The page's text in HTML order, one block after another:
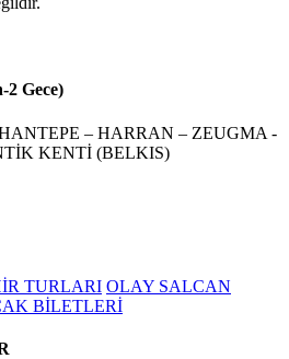
2 Gece)
– HARRAN – ZEUGMA -
KENTİ (BELKIS)
TURLARI OLAY SALCAN
BİLETLERİ